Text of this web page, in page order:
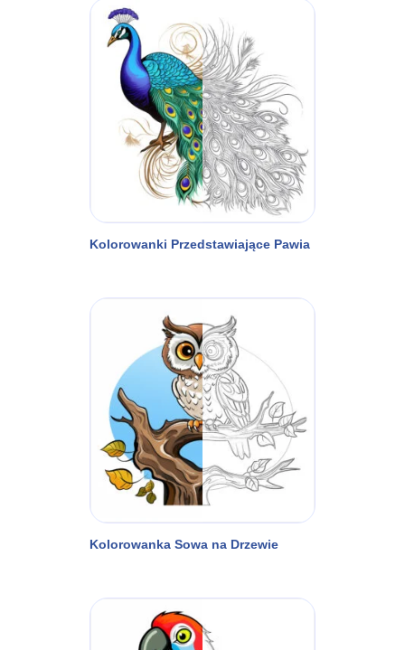
Kolorowanki Przedstawiające Pawia
Kolorowanka Sowa na Drzewie